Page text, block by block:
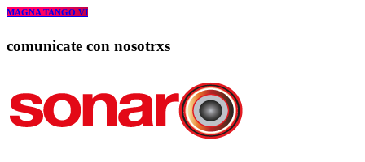
MAGNA TANGO VI
comunicate con nosotrxs